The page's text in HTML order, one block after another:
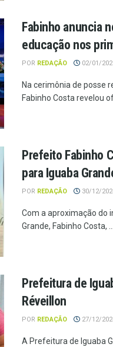
Fabinho anuncia
educação nos
POR REDAÇÃO 02/01/
Na cerimônia de posse
Fabinho Costa revelou
Prefeito Fabinho
para Iguaba
POR REDAÇÃO 30/12/
Com a aproximação do
Grande, Fabinho Costa, ...
Prefeitura de
Réveillon
POR REDAÇÃO 27/12/
A Prefeitura de Iguaba